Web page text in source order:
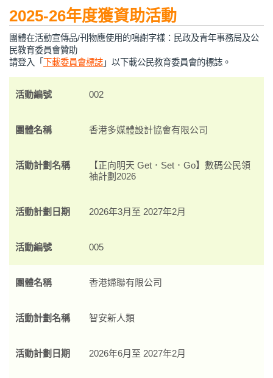
2025-26年度獲資助活動
團體在活動宣傳品/刊物應使用的鳴謝字樣：民政及青年事務局及公
民教育委員會贊助
請登入「
下載委員會標誌 」以下載公民教育委員會的標誌。
活動編號 002
團體名稱 香港多媒體設計協會有限公司
活動計劃名稱
【正向明天 Get．Set．Go】數碼公民領
袖計劃2026
活動計劃日期 2026年3月至 2027年2月
活動編號 005
團體名稱 香港婦聯有限公司
活動計劃名稱 智安新人類
活動計劃日期 2026年6月至 2027年2月